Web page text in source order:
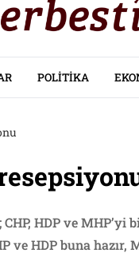
POLITIKA
HDP ve MHP’yi
ve HDP buna